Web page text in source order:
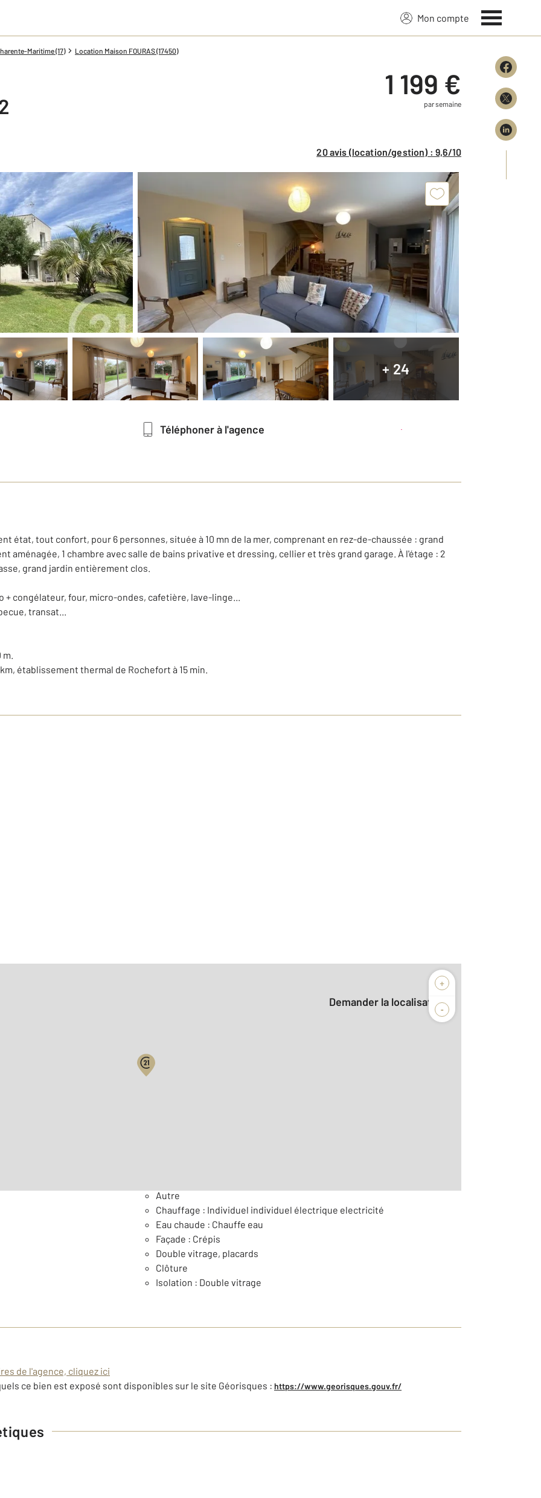
Mon compte
Maritime (17) Location Maison FOURAS (17450)
1 199 €
par semaine
20 avis (location/gestion) : 9,6/10
+ 24
Téléphoner à l'agence
état, tout confort, pour 6 personnes, située à 10 mn de la mer, comprenant en rez-de-chaussée : grand
aménagée, 1 chambre avec salle de bains privative et dressing, cellier et très grand garage. À l'étage : 2
grand jardin entièrement clos.
congélateur, four, micro-ondes, cafetière, lave-linge...
transat...
m.
établissement thermal de Rochefort à 15 min.
+
-
Demander la localisation
Autre
Chauffage : Individuel individuel électrique electricité
Eau chaude : Chauffe eau
Façade : Crépis
Double vitrage, placards
Clôture
Isolation : Double vitrage
de l'agence, cliquez ici
ce bien est exposé sont disponibles sur le site Géorisques : https://www.georisques.gouv.fr/